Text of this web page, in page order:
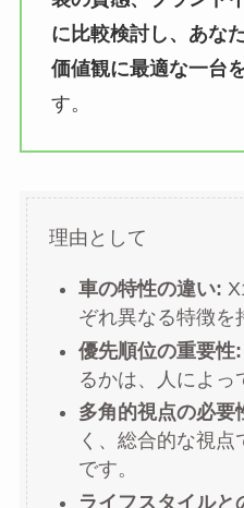
に比較検討し、あな
価値観に最適な一台
す。
理由として
車の特性の違い:
ぞれ異なる特徴を
優先順位の重要性:
るかは、人によっ
多角的視点の必要
く、総合的な視
です。
ライフスタイルと